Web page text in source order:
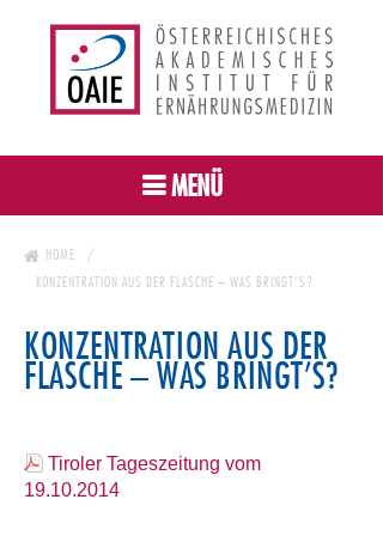
MENÜ
HOME
KONZENTRATION AUS DER FLASCHE – WAS BRINGT’S?
KONZENTRATION AUS DER
FLASCHE – WAS BRINGT’S?
Tiroler Tageszeitung vom
19.10.2014